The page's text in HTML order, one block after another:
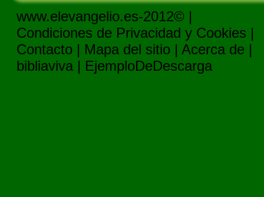
www.elevangelio.es-2012© |
Condiciones de Privacidad y Cookies |
Contacto | Mapa del sitio | Acerca de |
bibliaviva | EjemploDeDescarga